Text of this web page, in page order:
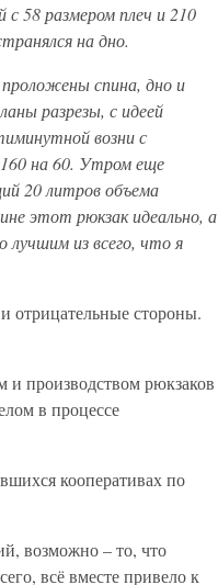
с 58 размером плеч и 210
на дно.
спина, дно и
разрезы, с идеей
возни с
160 на 60. Утром еще
20 литров объема
этот рюкзак идеально, а
лучшим из всего, что я
отрицательные стороны.
и производством рюкзаков
в процессе
кооперативах по
возможно – то, что
всё вместе привело к